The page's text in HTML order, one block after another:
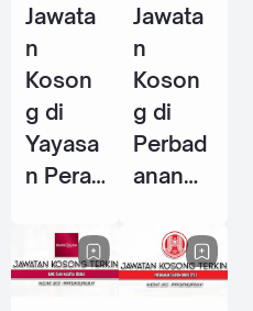
2026
Excelle
nce
(SCOP
E) - 15
Jun
2026
Jawata
n
Koson
g di
Yayasa
n Perak
Jun
2026
Jawata
n
Koson
g di
Perbad
anan
Selang
or - 5